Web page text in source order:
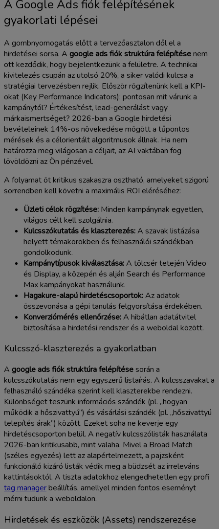
A Google Ads fiók felépítésének
gyakorlati lépései
A gombnyomogatás előtt a tervezőasztalon dől el a
hirdetései sorsa. A google ads fiók struktúra felépítésenem
ott kezdődik, hogy bejelentkezünk a felületre. A technikai
kivitelezés csupán az utolsó 20%, a siker valódi kulcsa a
stratégiai tervezésben rejlik. Először rögzítenünk kell a KPI-
okat (Key Performance Indicators): pontosan mit várunk a
kampánytól? Értékesítést, lead-generálást vagy
márkaismertséget? 2026-ban a Google hirdetési
bevételeinek 14%-os növekedése mögött a tűpontos
mérések és a célorientált algoritmusok állnak. Ha nem
határozza meg világosan a céljait, az AI vaktában fog
lövöldözni az Ön pénzével.
A folyamat öt kritikus szakaszra osztható, amelyeket szigorú
sorrendben kell követni a maximális ROI eléréséhez:
Üzleti célok rögzítése: Minden kampánynak egyetlen,
világos célt kell szolgálnia.
Kulcsszókutatás és klaszterezés:A szavak listázása
helyett témakörökben és felhasználói szándékban
gondolkodunk.
Kampánytípusok kiválasztása:A tölcsér tetején Video
és Display, a közepén és alján Search és Performance
Max kampányokat használunk.
Hagakure-alapú hirdetéscsoportok:Az adatok
összevonása a gépi tanulás felgyorsítása érdekében.
Konverziómérés ellenőrzése:A hibátlan adatátvitel
biztosítása a hirdetési rendszer és a weboldal között.
Kulcsszó-klaszterezés a gyakorlatban
A google ads fiók struktúra felépítésesorán a
kulcsszókutatás nem egy egyszerű listaírás. A kulcsszavakat a
felhasználó szándéka szerint kell klaszterekbe rendezni.
Különbséget teszünk információs szándék (pl. „hogyan
működik a hőszivattyú”) és vásárlási szándék (pl. „hőszivattyú
telepítés árak”) között. Ezeket soha ne keverje egy
hirdetéscsoporton belül. A negatív kulcsszólisták használata
2026-ban kritikusabb, mint valaha. Mivel a Broad Match
(széles egyezés) lett az alapértelmezett, a pajzsként
funkcionáló kizáró listák védik meg a büdzsét az irreleváns
kattintásoktól. A tiszta adatokhoz elengedhetetlen egy profi
tag managerbeállítás, amellyel minden fontos eseményt
mérni tudunk a weboldalon.
Hirdetések és eszközök (Assets) rendszerezése